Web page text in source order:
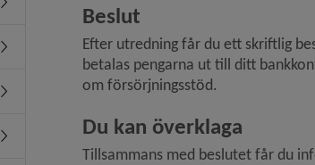
Undermeny för Borgerlig vigsel
Undermeny för Dödsfall och begravning
Undermeny för Invandring och integration
Undermeny för Sjukvård och tandvård
Beslut
Efter utredning får du ett skriftlig
betalas pengarna ut till ditt
om försörjningsstöd.
Du kan överklaga
Tillsammans med beslutet får du